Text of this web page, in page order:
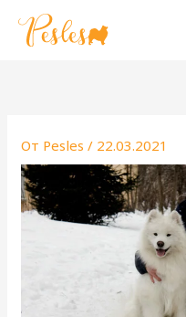
Перейти
От Pesles/ 22.03.2021